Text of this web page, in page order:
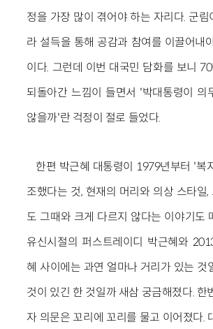
정을 가장 많이 겪어야 하는 자리다. 군림
라 설득을 통해 공감과 참여를 이끌어내
이다. 그런데 이번 대국민 담화를 보니
되돌아간 느낌이 들면서 '박대통령이 의
않을까'란 걱정이 절로 들었다.
한편 박근혜 대통령이 1979년부터 '복
조했다는 것, 현재의 머리와 의상 스타일,
도 그때와 크게 다르지 않다는 이야기도
유신시절의 퍼스트레이디 박근혜와
혜 사이에는 과연 얼마나 거리가 있는 것
것이 있긴 한 것일까 새삼 궁금해졌다. 한
자 의문은 꼬리에 꼬리를 물고 이어졌다.